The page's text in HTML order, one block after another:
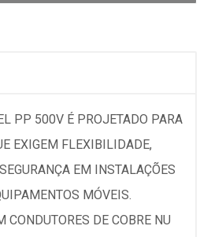
PP 500V É PROJETADO PARA
EXIGEM FLEXIBILIDADE,
EM INSTALAÇÕES
MÓVEIS.
CONDUTORES DE COBRE NU